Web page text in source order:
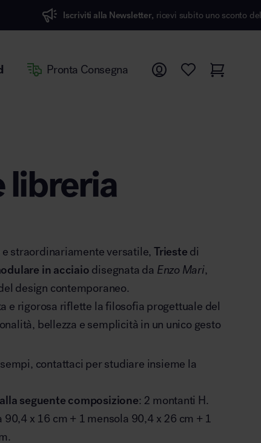
alla Newsletter, ricevi subito uno sconto del 7%
Pronta Consegna
libreria
e straordinariamente versatile, Trieste di
in acciaio disegnata da Enzo Mari,
design contemporaneo.
e rigorosa riflette la filosofia progettuale del
bellezza e semplicità in un unico gesto
contattaci per studiare insieme la
seguente composizione: 2 montanti H.
90,4 x 16 cm + 1 mensola 90,4 x 26 cm + 1